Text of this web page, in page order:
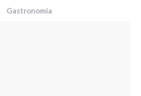
Gastronomía